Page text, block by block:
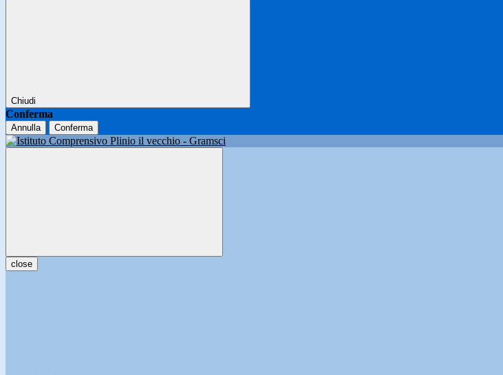
Chiudi
Conferma
Annulla Conferma
close